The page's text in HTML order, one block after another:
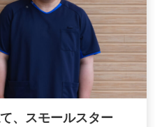
、スモールスター